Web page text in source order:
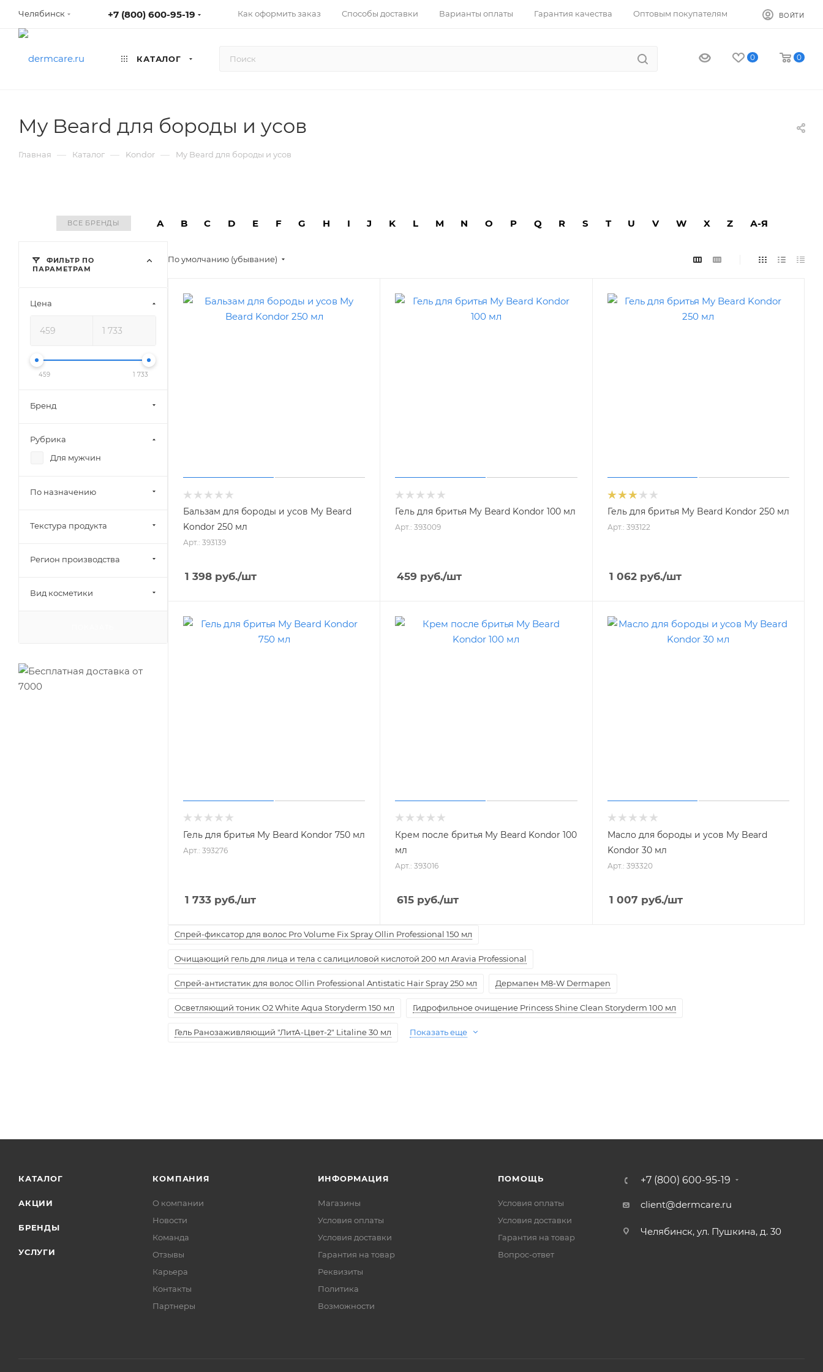
Челябинск +7 (800) 600-95-19 Как оформить заказ Способы доставки Варианты оплаты Гарантия качества Оптовым покупателям ВОЙТИ
КАТАЛОГ 0 0
My Beard для бороды и усов
Главная — Каталог — Kondor — My Beard для бороды и усов
ВСЕ БРЕНДЫ A B C D E F G H I J K L M N O P Q R S T U V W X Z А-Я
По умолчанию (убывание)
Бальзам для бороды и усов My Beard
Kondor 250 мл
Арт.: 393139
1 398 руб./шт
Гель для бритья My Beard Kondor 100 мл
Арт.: 393009
459 руб./шт
Гель для бритья My Beard Kondor 250 мл
Арт.: 393122
1 062руб./шт
Гель для бритья My Beard Kondor 750 мл
Арт.: 393276
1 733 руб./шт
Крем после бритья My Beard Kondor 100
мл
Арт.: 393016
615 руб./шт
Масло для бороды и усов My Beard
Kondor 30 мл
Арт.: 393320
1 007 руб./шт
Спрей-фиксатор для волос Pro Volume Fix Spray Ollin Professional 150 мл
Очищающий гель для лица и тела с салициловой кислотой 200 мл Aravia Professional
Спрей-антистатик для волос Ollin Professional Antistatic Hair Spray 250 мл Дермапен M8-W Dermapen
Осветляющий тоник O2 White Aqua Storyderm 150 мл Гидрофильное очищение Princess Shine Clean Storyderm 100 мл
Гель Ранозаживляющий "ЛитА-Цвет-2" Litaline 30 мл Показать еще
ФИЛЬТР ПО
ПАРАМЕТРАМ
Цена
459 1 733
Бренд
Рубрика
Для мужчин
По назначению
Текстура продукта
Регион производства
Вид косметики
КАТАЛОГ
АКЦИИ
БРЕНДЫ
УСЛУГИ
КОМПАНИЯ
О компании
Новости
Команда
Отзывы
Карьера
Контакты
Партнеры
ИНФОРМАЦИЯ
Магазины
Условия оплаты
Условия доставки
Гарантия на товар
Реквизиты
Политика
Возможности
ПОМОЩЬ
Условия оплаты
Условия доставки
Гарантия на товар
Вопрос-ответ
+7 (800) 600-95-19
client@dermcare.ru
Челябинск, ул. Пушкина, д. 30